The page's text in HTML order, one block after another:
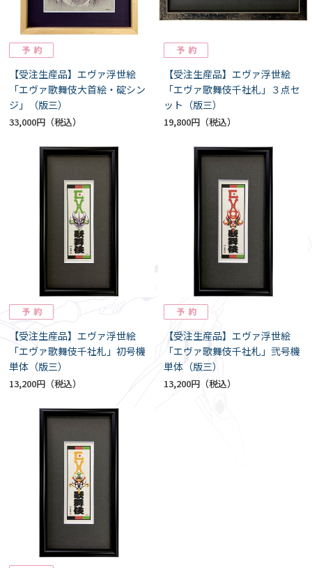
【受注生産品】エヴァ浮世絵
「エヴァ歌舞伎大首絵・碇シン
ジ」（版三）
33,000円
【受注生産品】エヴァ浮世絵
「エヴァ歌舞伎千社札」３点セ
ット（版三）
19,800円
【受注生産品】エヴァ浮世絵
「エヴァ歌舞伎千社札」初号機
単体（版三）
13,200円
【受注生産品】エヴァ浮世絵
「エヴァ歌舞伎千社札」弐号機
単体（版三）
13,200円